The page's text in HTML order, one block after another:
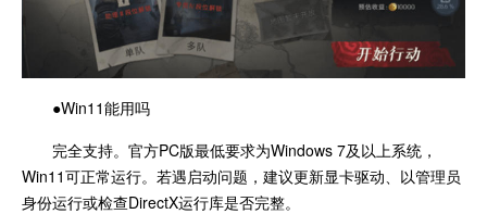
●Win11能用吗
完全支持。官方PC版最低要求为Windows 7及以上系统，
Win11可正常运行。若遇启动问题，建议更新显卡驱动、以管理员
身份运行或检查DirectX运行库是否完整。